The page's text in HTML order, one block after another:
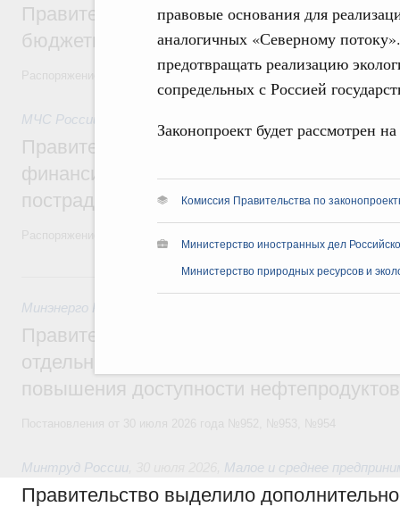
правовые основания для
аналогичных «Северному
предотвращать реализацию
сопредельных с Россией
Законопроект будет рассмотрен
Комиссия Правительства по
Министерство иностранных дел
Министерство природных ресурсов и
Правительство спишет часть
бюджетным кредитам ещё двум
Распоряжение от 29 июля 2026 года №2016-р
МЧС России
Правительство выделило
финансирование Дагестану и Чечне на
пострадавшим от наводнения
30 июля, четверг
Минэнерго России
Правительство ввело новый временный
отдельных видов топлива и утвердило
повышения доступности нефтепродуктов
Минтруд России Малое и среднее
Правительство выделило